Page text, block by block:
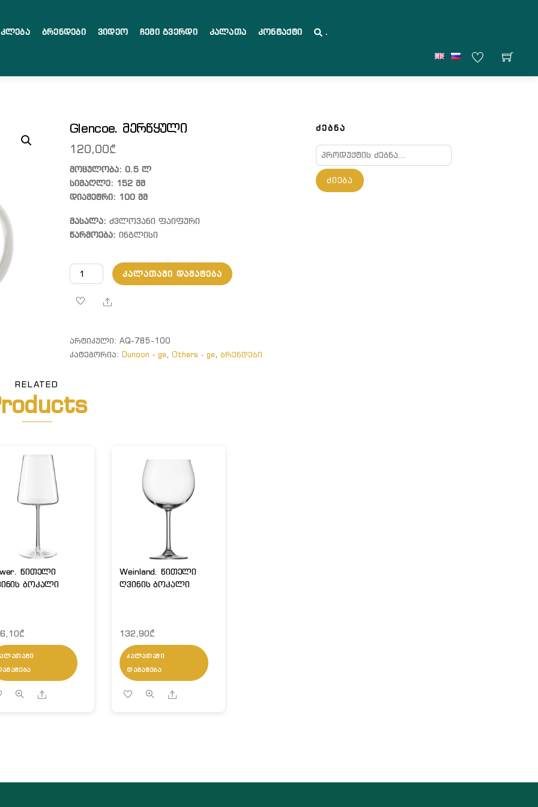
Ბრენდები Ვიდეო Ჩემი Გვერდი Კალათა Კონტაქტი .
Glencoe. მერწყული
120,00₾
მოცულობა: 0.5 ლ
სიმაღლე: 152 მმ
დიამეტრი: 100 მმ
მასალა: ძვლოვანი ფაიფური
წარმოება: ინგლისი
რაოდენობა:
Glencoe.
მერწყული
ᲙᲐᲚᲐᲗᲐᲨᲘ ᲓᲐᲛᲐᲢᲔᲑᲐ
Share
ᲐᲠᲢᲘᲙᲣᲚᲘ: AQ-785-100
ᲙᲐᲢᲔᲒᲝᲠᲘᲐ: Dunoon - ge, Others - ge, ბრენდები
RELATED
წითელი
ბოკალი
₾
Share
Weinland. წითელი
ღვინის ბოკალი
132,90₾
ᲙᲐᲚᲐᲗᲐᲨᲘ
ᲓᲐᲛᲐᲢᲔᲑᲐ
Share
ᲫᲔᲑᲜᲐ
ძებნა:
ᲫᲘᲔᲑᲐ